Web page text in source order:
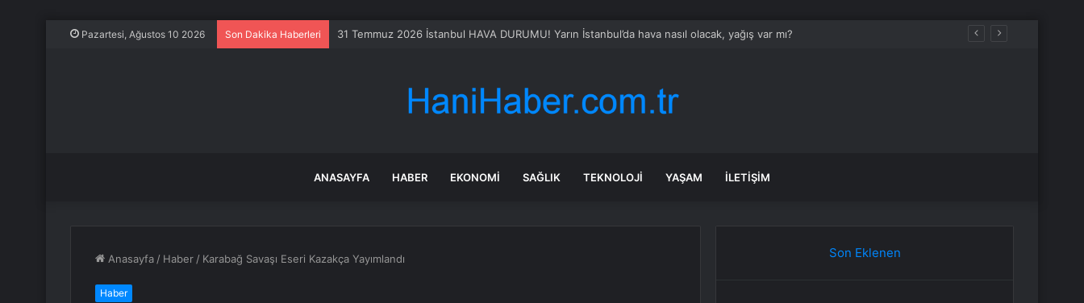
Pazartesi, Ağustos 10 2026 Son Dakika Haberleri Kurban Bayramı’nda Yaralanmalar Artıyor
ANASAYFA HABER EKONOMI SAĞLIK TEKNOLOJI YAŞAM İLETIŞIM
Anasayfa / Haber / Karabağ Savaşı Eseri Kazakça Yayımlandı
Haber
Son Eklenen